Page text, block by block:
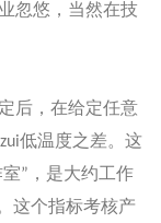
忽悠，当然在技
后，在给定任意
低温度之差。这
”，是大约工作
这个指标考核产